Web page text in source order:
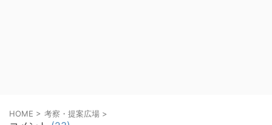
HOME > 考察・提案広場 >